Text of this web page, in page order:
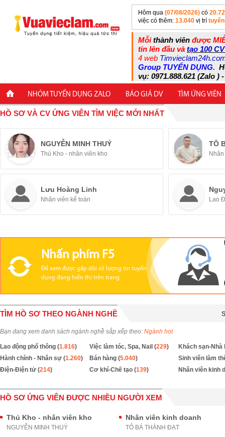
Hôm qua (07/08/2026) có
việc có thêm: 13.040 vị trí
Mỗithành viên được
tin lên đầu và tạo 100
4 web
Group TUYỂN DỤNG.
vụ: 0971.888.621 (Zalo )
NHÓM TUYỂN DỤNG ZALO BÁO GIÁ DV TÌM ỨNG VIÊN
HỒ SƠ VÀ CV ỨNG VIÊN TÌM VIỆC MỚI NHẤT
NGUYỄN MINH THUÝ
Thủ Kho - nhân viên kho
TÔ
Lưu Hoàng Linh
Nhân viên kế toán Lao
Nhấn phím F5
Để xem được gấp đôi số lượng tin tuyển
dụng đang hiển thị trên trang
TÌM HỒ SƠ THEO NGÀNH NGHỀ
Bạn đang xem danh sách ngành nghề sắp xếp theo: Ngành hot
Lao động phổ thông (1.816) Việc làm tóc, Spa, Nail (229)
Khách sạn-Nhà
Hành chính - Nhân sự (1.260) Bán hàng (5.040)
Sinh viên làm
Điện-Điện tử (214) Cơ khí-Chế tạo (139) Nhân viên kinh
HỒ SƠ ỨNG VIÊN ĐƯỢC NHIỀU NGƯỜI XEM
Thủ Kho - nhân viên kho
NGUYỄN MINH THUÝ
Nhân viên kinh doanh
TÔ BÁ THÀNH ĐẠT